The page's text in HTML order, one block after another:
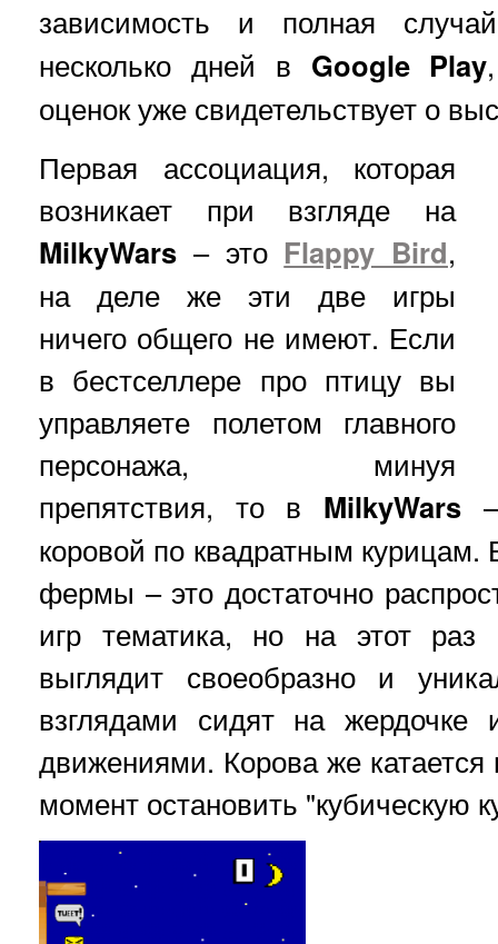
зависимость и полная
несколько дней в Google Play
оценок уже свидетельствует о
Первая ассоциация, которая
возникает при взгляде на
MilkyWars – это Flappy Bird,
на деле же эти две игры
ничего общего не имеют. Если
в бестселлере про птицу вы
управляете полетом главного
персонажа, минуя
препятствия, то в MilkyWars
коровой по квадратным
фермы – это достаточно
игр тематика, но на этот раз
выглядит своеобразно и
взглядами сидят на
движениями. Корова же
момент остановить "кубическую